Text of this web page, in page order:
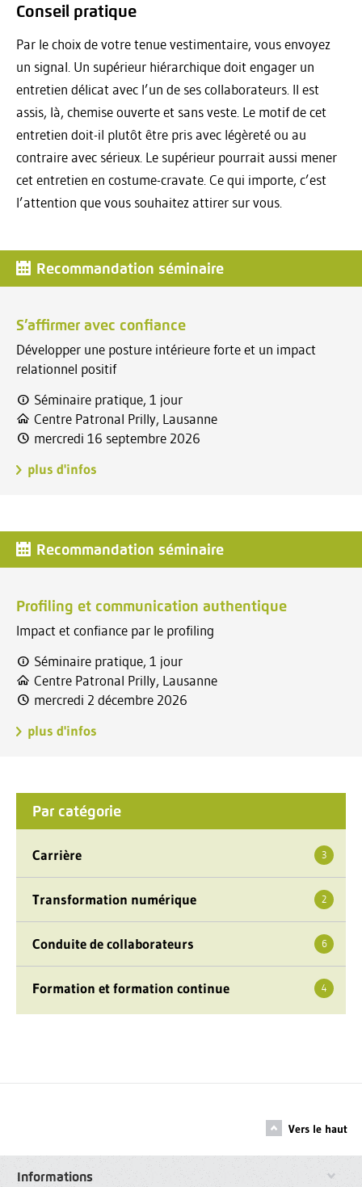
Conseil pratique
Par le choix de votre tenue vestimentaire, vous envoyez
un signal. Un supérieur hiérarchique doit engager un
entretien délicat avec l’un de ses collaborateurs. Il est
assis, là, chemise ouverte et sans veste. Le motif de cet
entretien doit-il plutôt être pris avec légèreté ou au
contraire avec sérieux. Le supérieur pourrait aussi mener
cet entretien en costume-cravate. Ce qui importe, c’est
l’attention que vous souhaitez attirer sur vous.
Recommandation séminaire
S’affirmer avec confiance
Développer une posture intérieure forte et un impact
relationnel positif
Séminaire pratique, 1 jour
Centre Patronal Prilly, Lausanne
mercredi 16 septembre 2026
plus d'infos
Recommandation séminaire
Profiling et communication authentique
Impact et confiance par le profiling
Séminaire pratique, 1 jour
Centre Patronal Prilly, Lausanne
mercredi 2 décembre 2026
plus d'infos
Par catégorie
Carrière 3
Transformation numérique 2
Conduite de collaborateurs 6
Formation et formation continue 4
Vers le haut
Informations